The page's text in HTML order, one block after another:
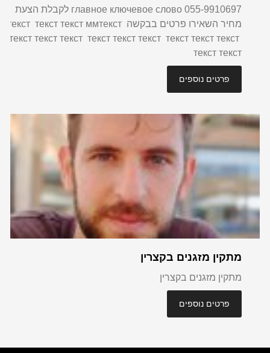
055-9910697 главное ключевое слово לקבלת הצעת
מחיר השאירו פרטים בבקשה текст текст текст ммтекст
текст текст текст текст текст текст текст текст текст
текст текст
פרטים נוספים
מתקין מזגנים בקצרין
מתקין מזגנים בקצרין
פרטים נוספים